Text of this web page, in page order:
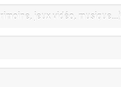
jeux vidéo, musique...)